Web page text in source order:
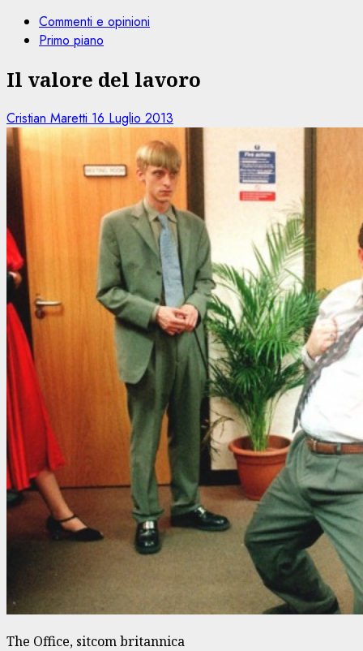
Commenti e opinioni
Primo piano
Il valore del lavoro
Cristian Maretti 16 Luglio 2013
The Office, sitcom britannica